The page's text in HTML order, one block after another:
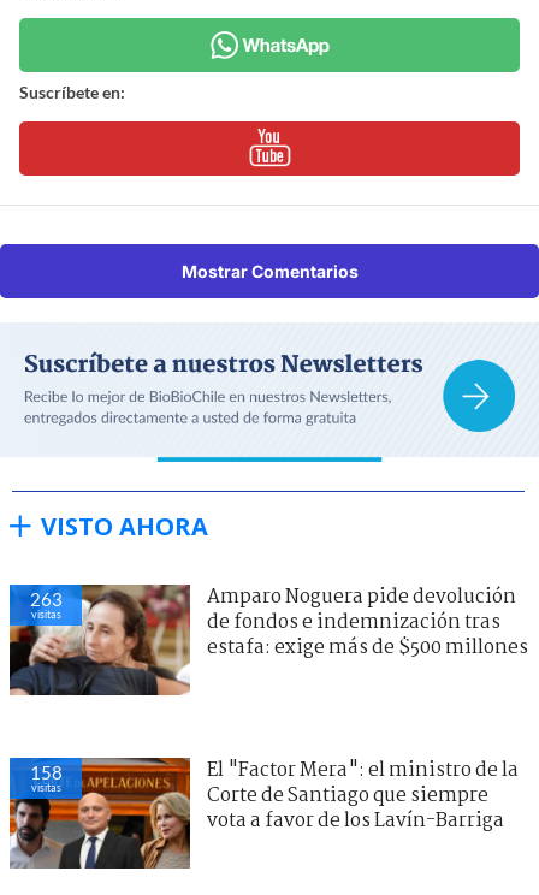
Suscríbete en:
Mostrar Comentarios
VISTO AHORA
263
visitas
Amparo Noguera pide devolución
de fondos e indemnización tras
estafa: exige más de $500 millones
158
visitas
El "Factor Mera": el ministro de la
Corte de Santiago que siempre
vota a favor de los Lavín-Barriga